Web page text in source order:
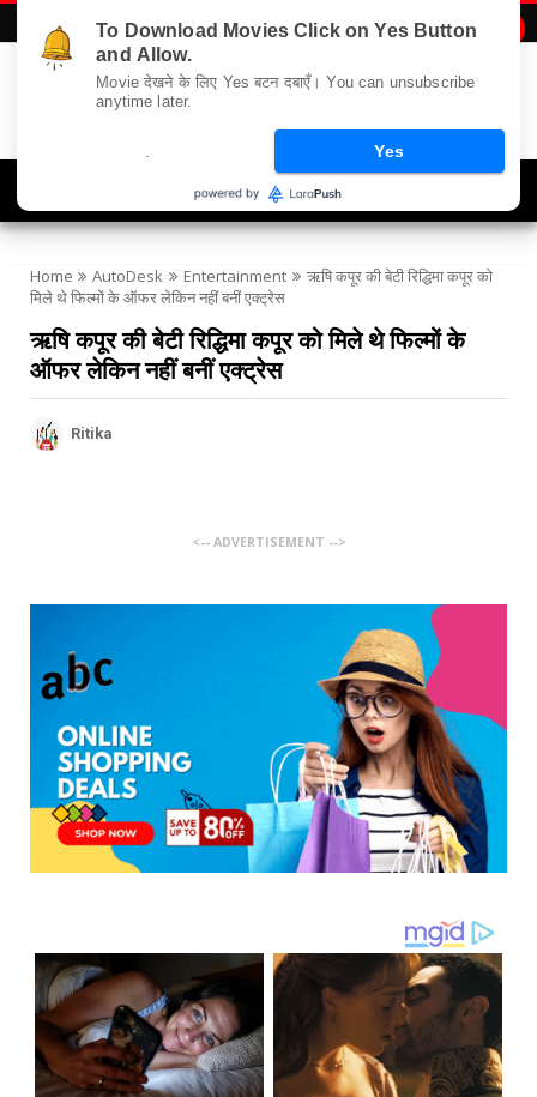
Home AutoDesk Entertainment
ऋषि कपूर की बेटी रिद्धिमा कपूर को
मिले थे फिल्मों के ऑफर लेकिन नहीं बनीं एक्ट्रेस
ऋषि कपूर की बेटी रिद्धिमा कपूर को मिले थे फिल्मों के
ऑफर लेकिन नहीं बनीं एक्ट्रेस
Ritika
<-- ADVERTISEMENT -->
To Download Movies Click on Yes Button
and Allow.
Movie देखने के लिए Yes बटन दबाएँ। You can unsubscribe
anytime later.
Yes